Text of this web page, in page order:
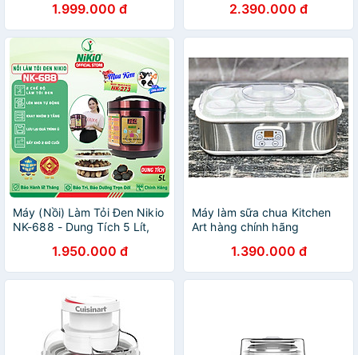
1.999.000 đ
Gian Làm Tỏi Và Sấy Khô
Tùy Chỉnh Linh Hoạt Giúp Tỏi
Thơm Ngon, Giàu Chất Dinh
Dưỡng - Dung Tích 6 Lít,
Làm Được 2Kg Tỏi - Cafe
Sữa - Cà Phê Sữa
2.390.000 đ
Máy (Nồi) Làm Tỏi Đen Nikio
NK-688 - Dung Tích 5 Lít,
Nghệ Ủ Tỏi Nhật Bản Cho Tỉ
Lệ Thành Công 99%, Tự
Động Sấy Khô Giúp Tỏi
Thơm Ngon Chuẩn Vị - Đỏ
1.950.000 đ
Máy làm sữa chua Kitchen
Art hàng chính hãng
1.390.000 đ